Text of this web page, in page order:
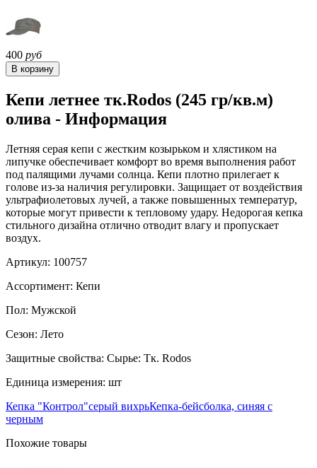
400 руб
Кепи летнее тк.Rodos (245 гр/кв.м)
олива - Информация
Летняя серая кепи с жестким козырьком и хлястиком на
липучке обеспечивает комфорт во время выполнения работ
под палящими лучами солнца. Кепи плотно прилегает к
голове из-за наличия регулировки. Защищает от воздействия
ультрафиолетовых лучей, а также повышенных температур,
которые могут привести к тепловому удару. Недорогая кепка
стильного дизайна отлично отводит влагу и пропускает
воздух.
Артикул: 100757
Ассортимент: Кепи
Пол: Мужской
Сезон: Лето
Защитные свойства: Сырье: Тк. Rodos
Единица измерения: шт
Кепка "Контрол"серый вихрьКепка-бейсболка, синяя с
черным
Похожие товары